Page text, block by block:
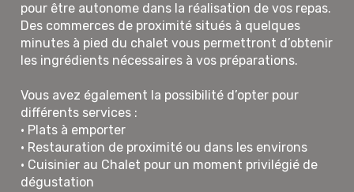
pour être autonome dans la réalisation de vos repas.
Des commerces de proximité situés à quelques
minutes à pied du chalet vous permettront d’obtenir
les ingrédients nécessaires à vos préparations.
Vous avez également la possibilité d’opter pour
différents services :
• Plats à emporter
• Restauration de proximité ou dans les environs
• Cuisinier au Chalet pour un moment privilégié de
dégustation